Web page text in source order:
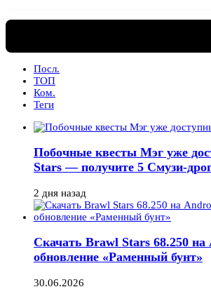
Посл.
ТОП
Ком.
Теги
Побочные квесты Мэг уже
Stars — получите 5 Смузи-
2 дня назад
Скачать Brawl Stars 68.250
обновление «Раменный бунт»
30.06.2026